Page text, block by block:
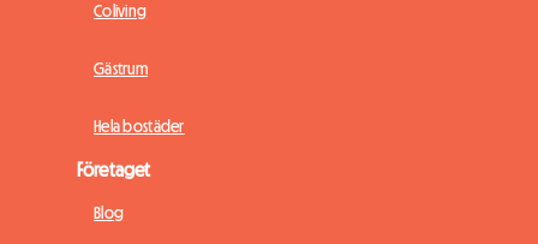
Coliving
Gästrum
Hela bostäder
Företaget
Blog